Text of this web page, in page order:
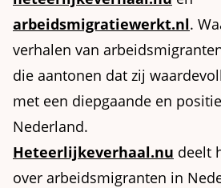
arbeidsmigratiewerkt.nl.
verhalen van
die aantonen dat zij
met een diepgaande en
Nederland.
Heteerlijkeverhaal.nu deelt
over arbeidsmigranten in